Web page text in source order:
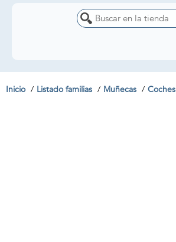
Inicio Listado familias Muñecas